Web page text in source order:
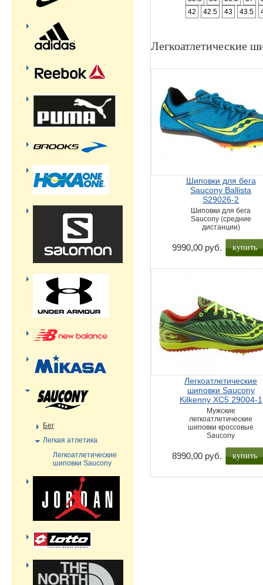
42
42.5 43 43.5
Легкоатлетические
Шиповки для бега
Saucony Ballista
S29026-2
Шиповки для бега
Saucony (средние
дистанции)
9990,00 руб. купить
Легкоатлетические
шиповки Saucony
Kilkenny XC5 29004-1
Мужские
легкоатлетические
шиповки кроссовые
Saucony
8990,00 руб. купить
Бег
Легкая атлетика
Легкоатлетические
шиповки Saucony